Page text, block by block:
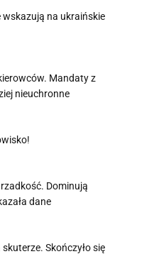
wskazują na ukraińskie
Mandaty z
nieuchronne
Dominują
dane
Skończyło się